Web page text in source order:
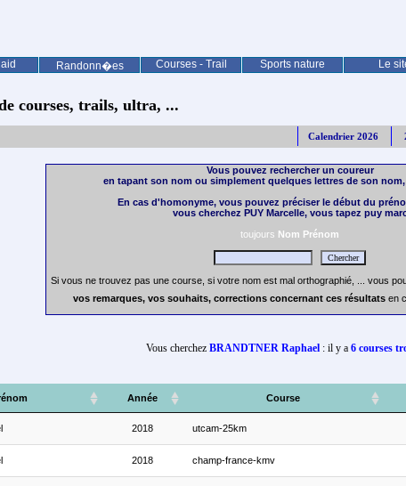
Randonn�es Courses - Trail Sports nature Le
courses, trails, ultra, ...
Calendrier 2026
Vous pouvez rechercher un coureur
en tapant son nom ou simplement quelques lettres de son nom,
En cas d'homonyme, vous pouvez préciser le début du
vous cherchez PUY Marcelle, vous tapez puy
toujours Nom Prénom
Si vous ne trouvez pas une course, si votre nom est mal orthographié, ... vous
vos remarques, vos souhaits, corrections concernant ces résultats en
Vous cherchez BRANDTNER Raphael : il y a 6 courses
Année Course
2018 utcam-25km
2018 champ-france-kmv